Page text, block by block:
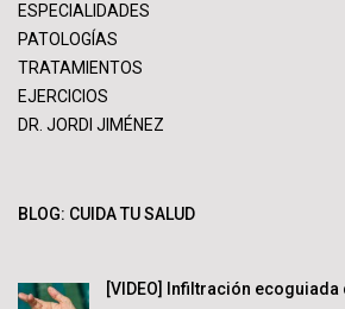
ESPECIALIDADES
PATOLOGÍAS
TRATAMIENTOS
EJERCICIOS
DR. JORDI JIMÉNEZ
BLOG: CUIDA TU SALUD
[VIDEO] Infiltración